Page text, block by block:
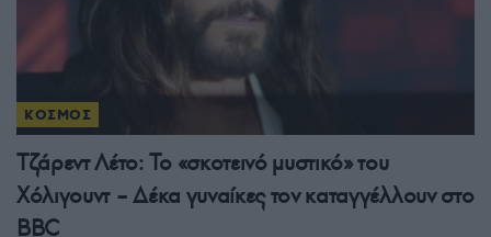
ΚΟΣΜΟΣ
Τζάρεντ Λέτο: Το «σκοτεινό μυστικό» του
Χόλιγουντ – Δέκα γυναίκες τον καταγγέλλουν στο
BBC